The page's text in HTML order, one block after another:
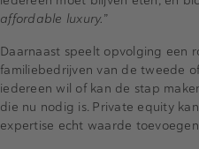
affordable luxury.”
Daarnaast speelt opvolging een
familiebedrijven van de tweede
iedereen wil of kan de stap
die nu nodig is. Private equity
expertise echt waarde